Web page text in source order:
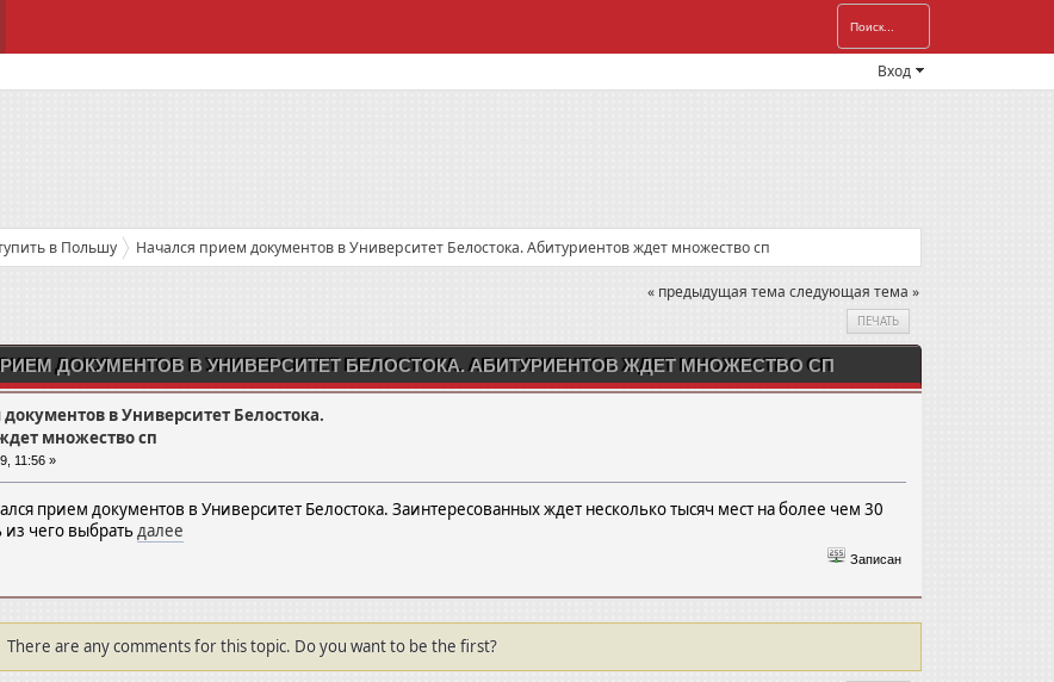
Вход
в Польшу Начался прием документов в Университет Белостока. Абитуриентов ждет множество сп
« предыдущая тема следующая тема »
ПЕЧАТЬ
ДОКУМЕНТОВ В УНИВЕРСИТЕТ БЕЛОСТОКА. АБИТУРИЕНТОВ ЖДЕТ МНОЖЕСТВО СП
в Университет Белостока.
множество сп
11:56 »
прием документов в Университет Белостока. Заинтересованных ждет несколько тысяч мест на более чем 30
из чего выбратьдалее
Записан
There are any comments for this topic. Do you want to be the first?